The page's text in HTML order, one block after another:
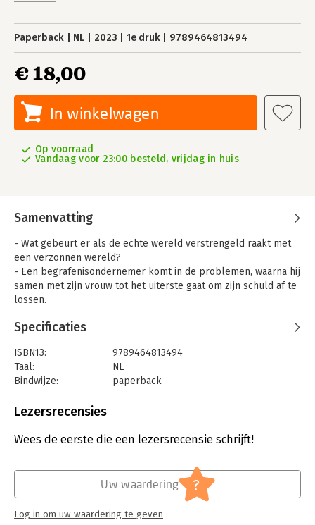
Paperback NL 2023 1e druk 9789464813494
€ 18,00
In winkelwagen
Op voorraad
Vandaag voor 23:00 besteld, vrijdag in huis
Samenvatting
- Wat gebeurt er als de echte wereld verstrengeld raakt met
een verzonnen wereld?
- Een begrafenisondernemer komt in de problemen, waarna hij
samen met zijn vrouw tot het uiterste gaat om zijn schuld af te
lossen.
gewroken wordt.
wensen uit kunnen laten komen.
De magisch-realistische schrijfstijl van Marc Koning vat in HET
vertelling en voert de spanning hoog op. De negen verhalen in
Specificaties
ISBN13:
9789464813494
Taal:
NL
Bindwijze:
paperback
Uitgever:
Verschijningsdatum:
26-10-2023
Literatuur en romans
Lezersrecensies
Wees de eerste die een lezersrecensie schrijft!
Uw waardering ?
Log in om uw waardering te geven